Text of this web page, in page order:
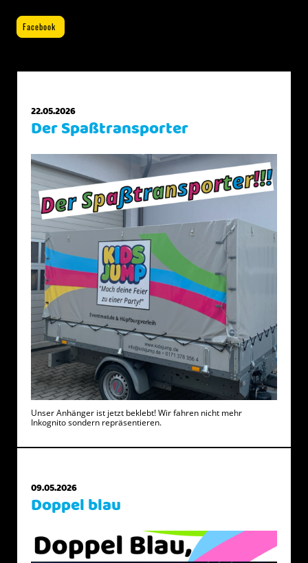
Facebook
22.05.2026
Der Spaßtransporter
Unser Anhänger ist jetzt beklebt! Wir fahren nicht mehr
Inkognito sondern repräsentieren.
09.05.2026
Doppel blau